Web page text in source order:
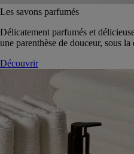
Les savons parfumés
Délicatement parfumés et
une parenthèse de douceur, sous
Découvrir